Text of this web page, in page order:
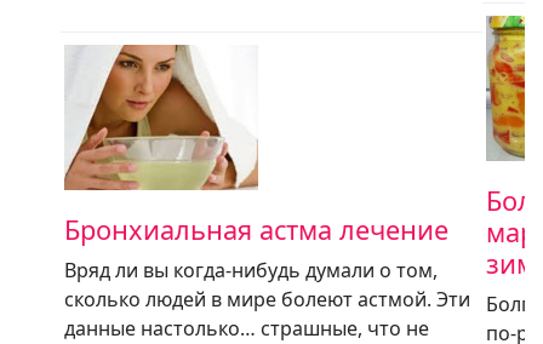
Бронхиальная астма лечение
Вряд ли вы когда-нибудь думали о том,
сколько людей в мире болеют астмой. Эти
данные настолько… страшные, что не
по-